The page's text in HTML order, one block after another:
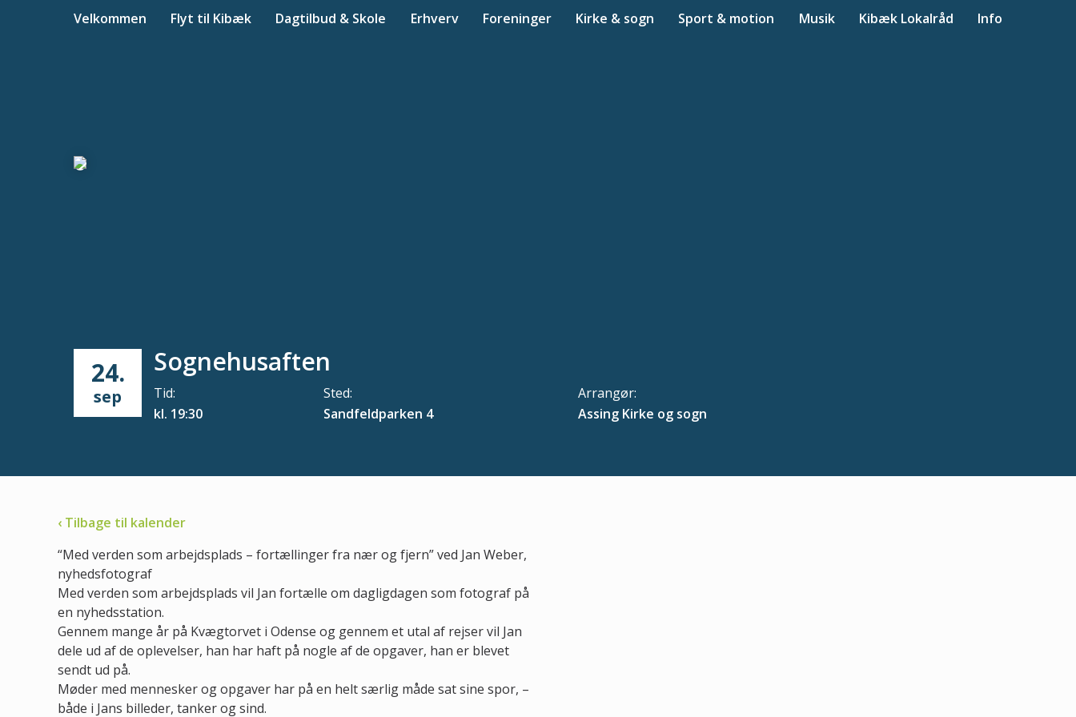
Velkommen Flyt til Kibæk Dagtilbud & Skole Erhverv Foreninger Kirke & sogn Sport & motion Musik Kibæk Lokalråd Info
24.
sep
Sognehusaften
Tid:
kl. 19:30
Sted:
Sandfeldparken 4
Arrangør:
Assing Kirke og sogn
‹ Tilbage til kalender
“Med verden som arbejdsplads – fortællinger fra nær og fjern” ved Jan Weber,
nyhedsfotograf
Med verden som arbejdsplads vil Jan fortælle om dagligdagen som fotograf på
en nyhedsstation.
Gennem mange år på Kvægtorvet i Odense og gennem et utal af rejser vil Jan
dele ud af de oplevelser, han har haft på nogle af de opgaver, han er blevet
sendt ud på.
Møder med mennesker og opgaver har på en helt særlig måde sat sine spor, –
både i Jans billeder, tanker og sind.